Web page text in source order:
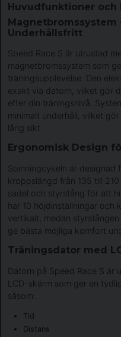
Huvudfunktioner och
Magnetbromssystem
Underhållsfritt
Speed Race S är utrustad
magnetbromssystem som
träningsupplevelse. Den
exakt via datorn, vilket gör
efter din träningsnivå.
minimalt underhåll, vilket
lång sikt.
Ergonomisk Design
Spinningcykeln är designad
kroppslängd från 135 till
sadel och styrstång för att
har 10 höjdinställningar och
vertikalt, medan
ge bästa möjliga komfort
Träningsdator med
Datorn på Speed Race S
LCD-skärm som ger en
såsom:
Tid
Distans